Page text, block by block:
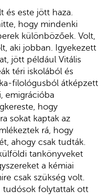
és este jött haza.
hogy mindenki
különbözőek. Volt,
aki jobban. Igyekezett
jött például Vitális
téri iskolából és
filológusból átképzett
emigrációba
hogy
sokat kaptak az
rá, hogy
ahogy csak tudták.
tankönyveket
a kémiai
csak szükség volt.
tudósok folytattak ott